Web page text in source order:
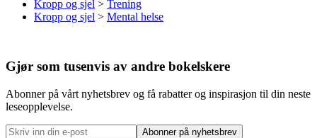
Kropp og sjel > Trening
Kropp og sjel > Mental helse
Gjør som tusenvis av andre bokelskere
Abonner på vårt nyhetsbrev og få rabatter og inspirasjon til din neste
leseopplevelse.
Abonner på nyhetsbrev